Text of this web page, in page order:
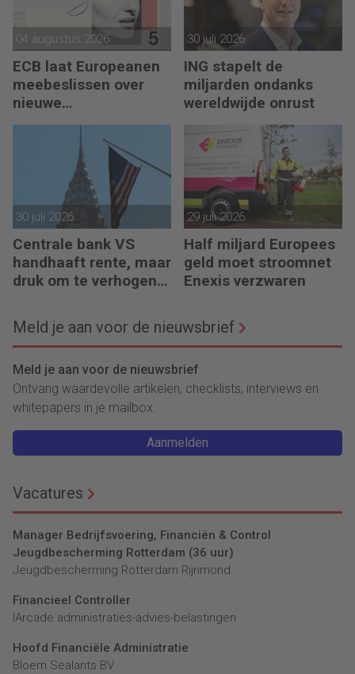
04 augustus 2026
ECB laat Europeanen
meebeslissen over
nieuwe
eurobankbiljetten
30 juli 2026
ING stapelt de
miljarden ondanks
wereldwijde onrust
30 juli 2026
Centrale bank VS
handhaaft rente, maar
druk om te verhogen
29 juli 2026
Half miljard Europees
geld moet stroomnet
Enexis verzwaren
Meld je aan voor de nieuwsbrief
Meld je aan voor de nieuwsbrief
Ontvang waardevolle artikelen, checklists, interviews en
whitepapers in je mailbox.
Aanmelden
Vacatures
Manager Bedrijfsvoering, Financiën & Control
Jeugdbescherming Rotterdam (36 uur)
Jeugdbescherming Rotterdam Rijnmond
Financieel Controller
lArcade administraties-advies-belastingen
Hoofd Financiële Administratie
Bloem Sealants BV